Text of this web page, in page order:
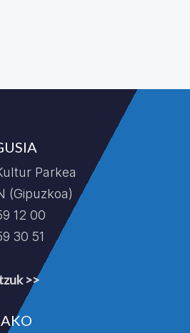
Parkea
(Gipuzkoa)
12 00
30 51
>>